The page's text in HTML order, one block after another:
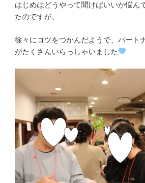
はじめはどうやって聞けばいいか悩ん
たのですが、
徐々にコツをつかんだようで、パート
がたくさんいらっしゃいました